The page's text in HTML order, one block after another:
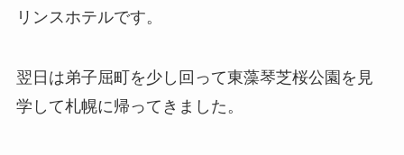
リンスホテルです。
翌日は弟子屈町を少し回って東藻琴芝桜公園を見
学して札幌に帰ってきました。